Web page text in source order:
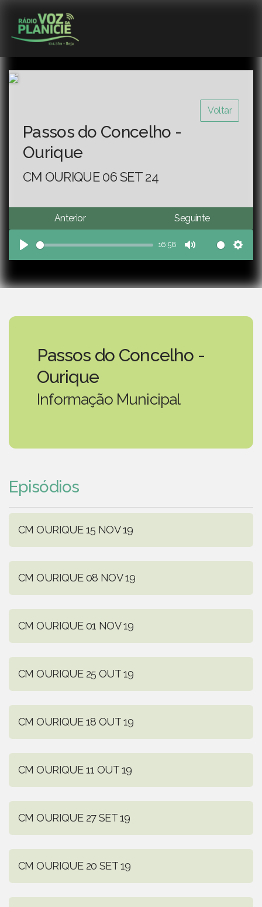
Voltar
Passos do Concelho -
Ourique
CM OURIQUE 06 SET 24
Anterior Seguinte
Play
16:58
Mute
Passos do Concelho -
Ourique
Informação Municipal
Episódios
CM OURIQUE 15 NOV 19
CM OURIQUE 08 NOV 19
CM OURIQUE 01 NOV 19
CM OURIQUE 25 OUT 19
CM OURIQUE 18 OUT 19
CM OURIQUE 11 OUT 19
CM OURIQUE 27 SET 19
CM OURIQUE 20 SET 19